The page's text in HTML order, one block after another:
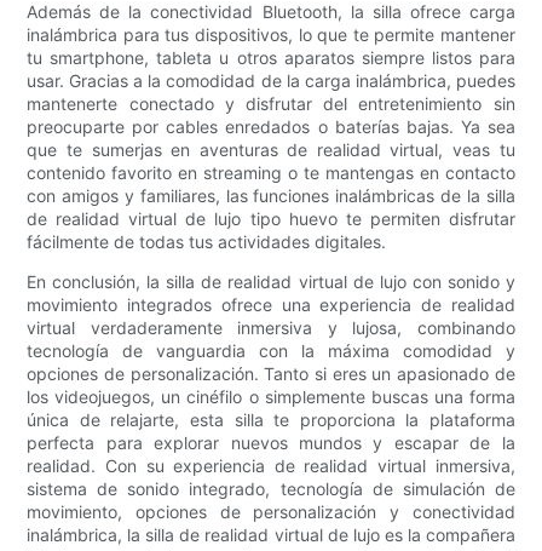
Además de la conectividad Bluetooth, la silla ofrece carga
inalámbrica para tus dispositivos, lo que te permite mantener
tu smartphone, tableta u otros aparatos siempre listos para
usar. Gracias a la comodidad de la carga inalámbrica, puedes
mantenerte conectado y disfrutar del entretenimiento sin
preocuparte por cables enredados o baterías bajas. Ya sea
que te sumerjas en aventuras de realidad virtual, veas tu
contenido favorito en streaming o te mantengas en contacto
con amigos y familiares, las funciones inalámbricas de la silla
de realidad virtual de lujo tipo huevo te permiten disfrutar
fácilmente de todas tus actividades digitales.
En conclusión, la silla de realidad virtual de lujo con sonido y
movimiento integrados ofrece una experiencia de realidad
virtual verdaderamente inmersiva y lujosa, combinando
tecnología de vanguardia con la máxima comodidad y
opciones de personalización. Tanto si eres un apasionado de
los videojuegos, un cinéfilo o simplemente buscas una forma
única de relajarte, esta silla te proporciona la plataforma
perfecta para explorar nuevos mundos y escapar de la
realidad. Con su experiencia de realidad virtual inmersiva,
sistema de sonido integrado, tecnología de simulación de
movimiento, opciones de personalización y conectividad
inalámbrica, la silla de realidad virtual de lujo es la compañera